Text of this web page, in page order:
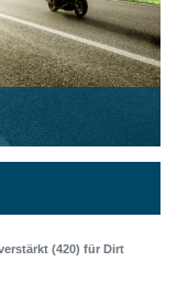
(420) für Dirt